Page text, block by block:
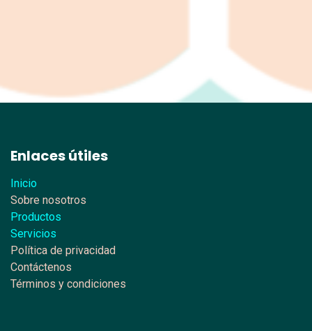
Enlaces útiles
Inicio
Sobre nosotros
Productos
Servicios
Política de privacidad
Contáctenos
Términos y condiciones